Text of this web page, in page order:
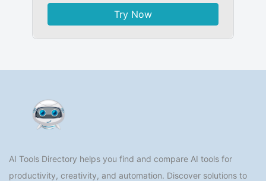
Try Now
AI Tools Directory helps you find and compare AI tools for
productivity, creativity, and automation. Discover solutions to